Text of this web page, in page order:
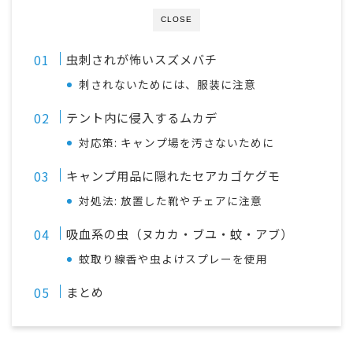
CLOSE
虫刺されが怖いスズメバチ
刺されないためには、服装に注意
テント内に侵入するムカデ
対応策: キャンプ場を汚さないために
キャンプ用品に隠れたセアカゴケグモ
対処法: 放置した靴やチェアに注意
吸血系の虫（ヌカカ・ブユ・蚊・アブ）
蚊取り線香や虫よけスプレーを使用
まとめ